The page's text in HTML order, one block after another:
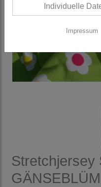
Stretchjersey
Individuelle
Impressum